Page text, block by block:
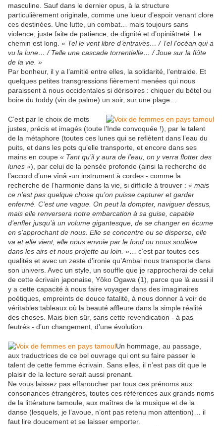
masculine. Sauf dans le dernier opus, à la structure
particulièrement originale, comme une lueur d’espoir venant clore
ces destinées. Une lutte, un combat… mais toujours sans
violence, juste faite de patience, de dignité et d’opiniâtreté. Le
chemin est long. « Tel le vent libre d’entraves… / Tel l’océan qui a
vu la lune… / Telle une cascade torrentielle… / Joue sur la flûte
de la vie. »
Par bonheur, il y a l’amitié entre elles, la solidarité, l’entraide. Et
quelques petites transgressions fièrement menées qui nous
paraissent à nous occidentales si dérisoires : chiquer du bétel ou
boire du toddy (vin de palme) un soir, sur une plage…
C’est par le choix de mots
justes, précis et imagés (toute l’Inde convoquée !), par le talent
de la métaphore (toutes ces lunes qui se reflètent dans l’eau du
puits, et dans les pots qu’elle transporte, et encore dans ses
mains en coupe « Tant qu’il y aura de l’eau, on y verra flotter des
lunes »), par celui de la pensée profonde (ainsi la recherche de
l’accord d’une vînâ -un instrument à cordes - comme la
recherche de l’harmonie dans la vie, si difficile à trouver : « mais
ce n’est pas quelque chose qu’on puisse capturer et garder
enfermé. C’est une vague. On peut la dompter, naviguer dessus,
mais elle renversera notre embarcation à sa guise, capable
d’enfler jusqu’à un volume gigantesque, de se changer en écume
en s’approchant de nous. Elle se concentre ou se disperse, elle
va et elle vient, elle nous envoie par le fond ou nous soulève
dans les airs et nous projette au loin. » … c’est par toutes ces
qualités et avec un zeste d’ironie qu’Ambai nous transporte dans
son univers. Avec un style, un souffle que je rapprocherai de celui
de cette écrivain japonaise, Yôko Ogawa (1), parce que là aussi il
y a cette capacité à nous faire voyager dans des imaginaires
poétiques, empreints de douce fatalité, à nous donner à voir de
véritables tableaux où la beauté affleure dans la simple réalité
des choses. Mais bien sûr, sans cette revendication - à pas
feutrés - d’un changement, d’une évolution.
Un hommage, au passage,
aux traductrices de ce bel ouvrage qui ont su faire passer le
talent de cette femme écrivain. Sans elles, il n’est pas dit que le
plaisir de la lecture serait aussi prenant.
Ne vous laissez pas effaroucher par tous ces prénoms aux
consonances étrangères, toutes ces références aux grands noms
de la littérature tamoule, aux maîtres de la musique et de la
danse (lesquels, je l’avoue, n’ont pas retenu mon attention)… il
faut lire doucement et se laisser emporter.